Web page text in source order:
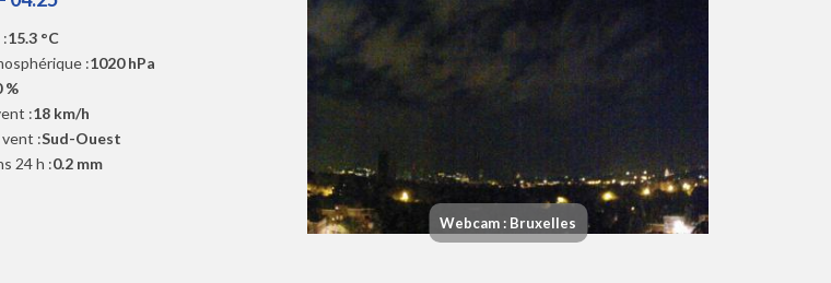
15.3 °C
:1020 hPa
%
:18 km/h
:Sud-Ouest
24 h :0.2 mm
Webcam : Bruxelles